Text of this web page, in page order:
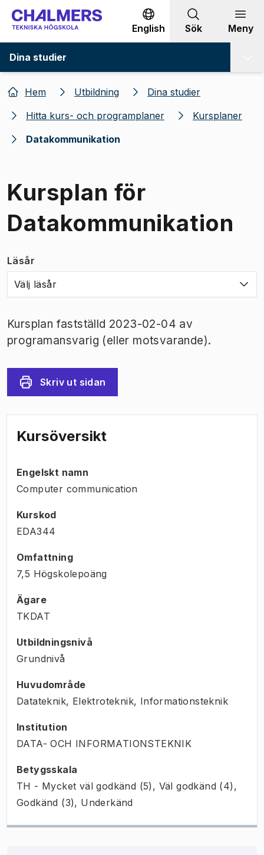
Gå till innehållet
English Sök Meny
Dina studier
Hem Utbildning
Dina studier
Hitta kurs- och programplaner
Kursplaner
Datakommunikation
Kursplan för
Datakommunikation
Läsår
Välj läsår
Kursplan fastställd 2023-02-04 av
programansvarig (eller motsvarande).
Skriv ut sidan
Kursöversikt
Engelskt namn
Computer communication
Kurskod
EDA344
Omfattning
7,5 Högskolepoäng
Ägare
TKDAT
Utbildningsnivå
Grundnivå
Huvudområde
Datateknik, Elektroteknik, Informationsteknik
Institution
DATA- OCH INFORMATIONSTEKNIK
Betygsskala
TH - Mycket väl godkänd (5), Väl godkänd (4),
Godkänd (3), Underkänd